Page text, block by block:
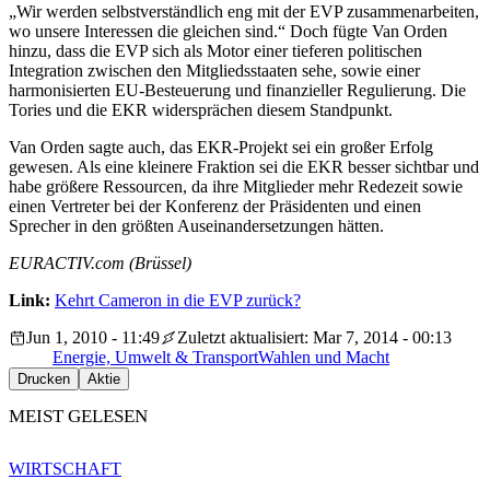
„Wir werden selbstverständlich eng mit der EVP zusammenarbeiten,
wo unsere Interessen die gleichen sind.“ Doch fügte Van Orden
hinzu, dass die EVP sich als Motor einer tieferen politischen
Integration zwischen den Mitgliedsstaaten sehe, sowie einer
harmonisierten EU-Besteuerung und finanzieller Regulierung. Die
Tories und die EKR widersprächen diesem Standpunkt.
Van Orden sagte auch, das EKR-Projekt sei ein großer Erfolg
gewesen. Als eine kleinere Fraktion sei die EKR besser sichtbar und
habe größere Ressourcen, da ihre Mitglieder mehr Redezeit sowie
einen Vertreter bei der Konferenz der Präsidenten und einen
Sprecher in den größten Auseinandersetzungen hätten.
EURACTIV.com (Brüssel)
Link: Kehrt Cameron in die EVP zurück?
Jun 1, 2010 - 11:49
Zuletzt aktualisiert: Mar 7, 2014 - 00:13
Energie, Umwelt & TransportWahlen und Macht
Drucken Aktie
MEIST GELESEN
WIRTSCHAFT